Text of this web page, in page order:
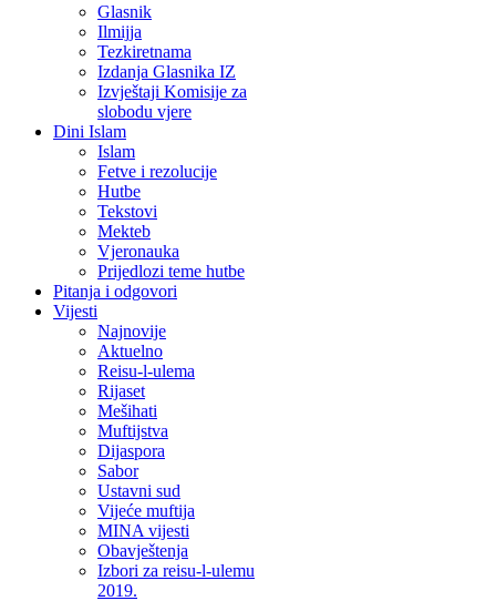
Glasnik
Ilmijja
Tezkiretnama
Izdanja Glasnika IZ
Izvještaji Komisije za
slobodu vjere
Dini Islam
Islam
Fetve i rezolucije
Hutbe
Tekstovi
Mekteb
Vjeronauka
Prijedlozi teme hutbe
Pitanja i odgovori
Vijesti
Najnovije
Aktuelno
Reisu-l-ulema
Rijaset
Mešihati
Muftijstva
Dijaspora
Sabor
Ustavni sud
Vijeće muftija
MINA vijesti
Obavještenja
Izbori za reisu-l-ulemu
2019.